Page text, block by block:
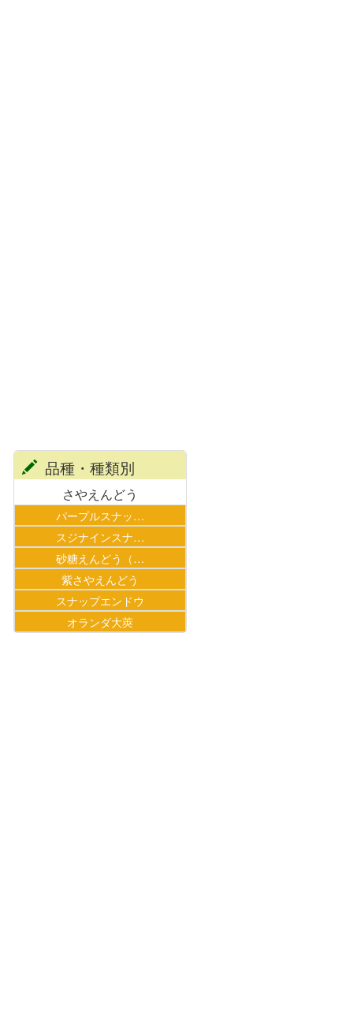
品種・種類別
さやえんどう
パープルスナッ…
スジナインスナ…
砂糖えんどう（…
紫さやえんどう
スナップエンドウ
オランダ大莢